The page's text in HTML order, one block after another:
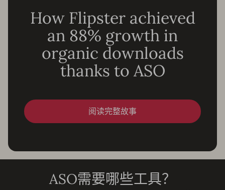
How Flipster achieved
an 88% growth in
organic downloads
thanks to ASO
阅读完整故事
ASO需要哪些工具？